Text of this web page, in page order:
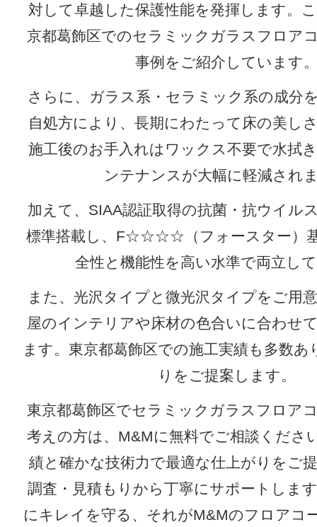
対して卓越した保護性能を発揮します。
京都葛飾区でのセラミックガラスフロア
事例をご紹介しています
さらに、ガラス系・セラミック系の成分
自処方により、長期にわたって床の美し
施工後のお手入れはワックス不要で水拭
ンテナンスが大幅に軽減され
加えて、SIAA認証取得の抗菌・抗ウイル
標準搭載し、F☆☆☆☆（フォースター）
全性と機能性を高い水準で両立し
また、光沢タイプと微光沢タイプをご用
屋のインテリアや床材の色合いに合わせ
ます。東京都葛飾区での施工実績も多数あ
りをご提案します。
東京都葛飾区でセラミックガラスフロア
考えの方は、M&Mに無料でご相談くださ
績と確かな技術力で最適な仕上がりをご
調査・見積もりから丁寧にサポートしま
にキレイを守る、それがM&Mのフロアコ